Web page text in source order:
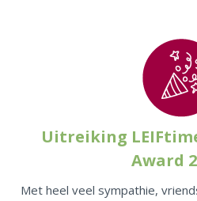
Uitreiking
Award
Met heel veel sympathie,